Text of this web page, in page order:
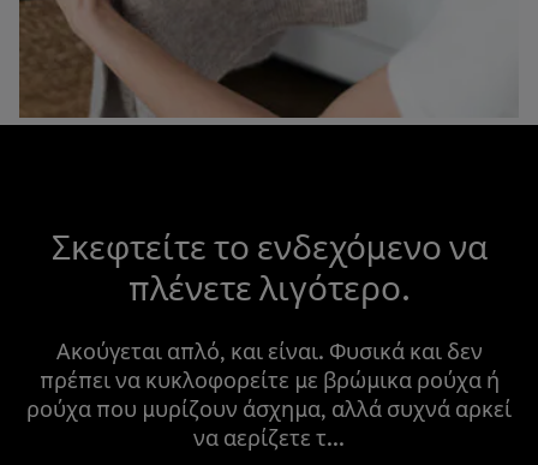
Σκεφτείτε το ενδεχόμενο να
πλένετε λιγότερο.
Ακούγεται απλό, και είναι. Φυσικά και δεν
πρέπει να κυκλοφορείτε με βρώμικα ρούχα ή
ρούχα που μυρίζουν άσχημα, αλλά συχνά αρκεί
να αερίζετε τ...